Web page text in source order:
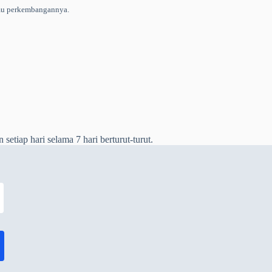
perkembangannya.
hari selama 7 hari berturut-turut.